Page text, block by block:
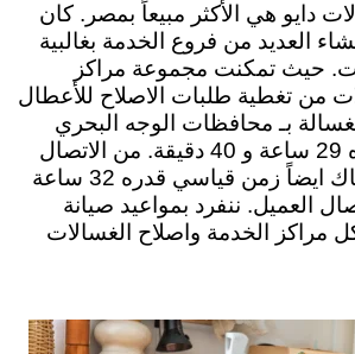
دايو هي الأكثر مبيعاً بمصر. كان
العديد من فروع الخدمة بغالبية
حيث تمكنت مجموعة مراكز
من تغطية طلبات الاصلاح للأعطال
الغسالة بـ محافظات الوجه البحري
بزمن قياسي قدره 29 ساعة و 40 دقيقة. من الاتصال
وبالوجه القبلي هناك ايضاً زمن قياسي قدره 32 ساعة
العميل. ننفرد بمواعيد صيانة
مراكز الخدمة واصلاح الغسالات